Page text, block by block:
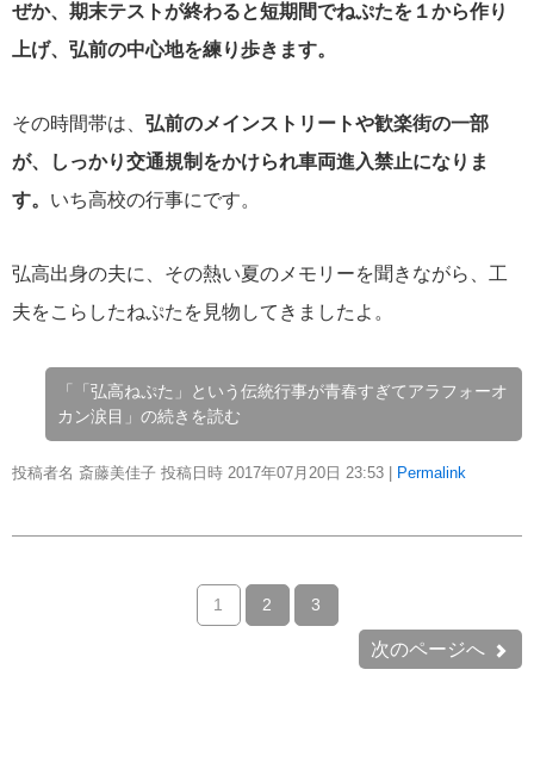
ぜか、期末テストが終わると短期間でねぷたを１から作り
上げ、弘前の中心地を練り歩きます。
その時間帯は、 弘前のメインストリートや歓楽街の一部
が、しっかり交通規制をかけられ車両進入禁止になりま
す。 いち高校の行事にです。
弘高出身の夫に、その熱い夏のメモリーを聞きながら、工
夫をこらしたねぷたを見物してきましたよ。
「「弘高ねぷた」という伝統行事が青春すぎてアラフォーオ
カン涙目」の続きを読む
投稿者名 斎藤美佳子 投稿日時 2017年07月20日 23:53 Permalink
次のページへ
1 2 3